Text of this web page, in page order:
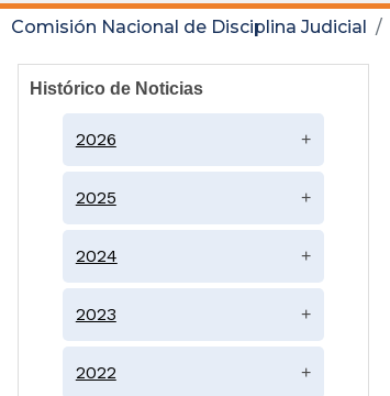
Comisión Nacional de Disciplina Judicial
Histórico de Noticias
2026 +
2025 +
2024 +
2023 +
2022 +